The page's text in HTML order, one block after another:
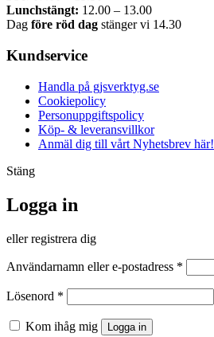
Lunchstängt: 12.00 – 13.00
Dag före röd dag stänger vi 14.30
Kundservice
Handla på gjsverktyg.se
Cookiepolicy
Personuppgiftspolicy
Köp- & leveransvillkor
Anmäl dig till vårt Nyhetsbrev här!
Stäng
Logga in
eller registrera dig
Användarnamn eller e-postadress *
Lösenord *
Kom ihåg mig Logga in